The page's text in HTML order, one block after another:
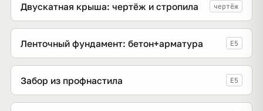
Двускатная крыша: чертёж и стропила чертёж
Ленточный фундамент: бетон+арматура E5
Забор из профнастила E5